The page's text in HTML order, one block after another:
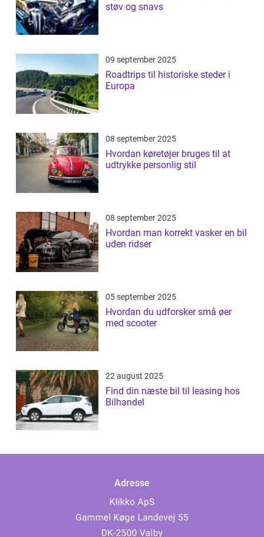
støv og snavs
09 september 2025
Roadtrips til historiske steder i
Europa
08 september 2025
Hvordan køretøjer bruges til at
udtrykke personlig stil
08 september 2025
Hvordan man korrekt vasker en bil
uden ridser
05 september 2025
Hvordan du udforsker små øer
med scooter
22 august 2025
Find din næste bil til leasing hos
Bilhandel
Adresse